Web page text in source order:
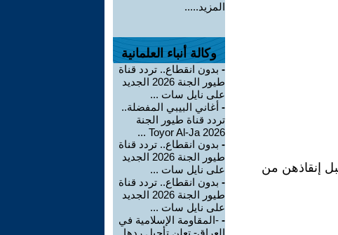
إنقاذهن من
المزيد.....
وكالة أنباء العلمانية
- بدون انقطاع.. تردد قناة
طيور الجنة 2026 الجديد
على نايل سات ...
- أغاني البيبي المفضلة..
تردد قناة طيور الجنة
2026 Toyor Al-Ja ...
- بدون انقطاع.. تردد قناة
طيور الجنة 2026 الجديد
على نايل سات ...
- بدون انقطاع.. تردد قناة
طيور الجنة 2026 الجديد
على نايل سات ...
- -المقاومة الإسلامية في
العراق- تعلن تأجيل ردها